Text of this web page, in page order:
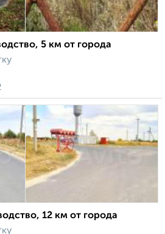
5 км от города
12 км от города